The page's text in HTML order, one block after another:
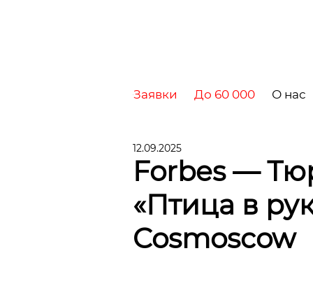
Заявки До 60 000 О нас
12.09.2025
Forbes —
«Птица в
Cosmoscow